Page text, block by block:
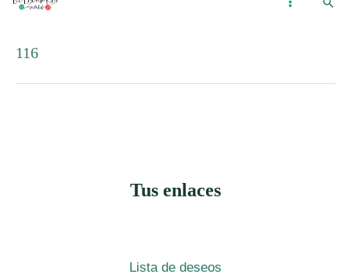
Ir
contenido
116
Tus enlaces
Lista de deseos